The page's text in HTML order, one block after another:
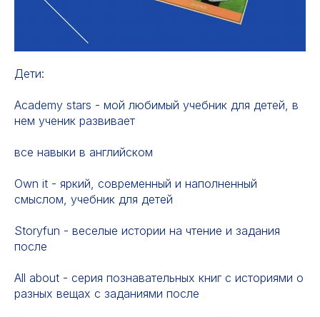
Дети:
Academy stars - мой любимый учебник для детей, в
нем ученик развивает
все навыки в английском
Own it - яркий, современный и наполненный
смыслом, учебник для детей
Storyfun - веселые истории на чтение и задания
после
All about - серия познавательных книг с историями о
разных вещах с заданиями после